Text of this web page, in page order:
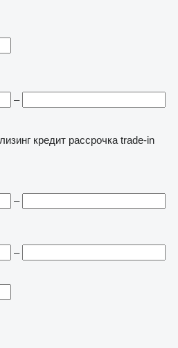
–
лизинг кредит рассрочка trade-in
–
–